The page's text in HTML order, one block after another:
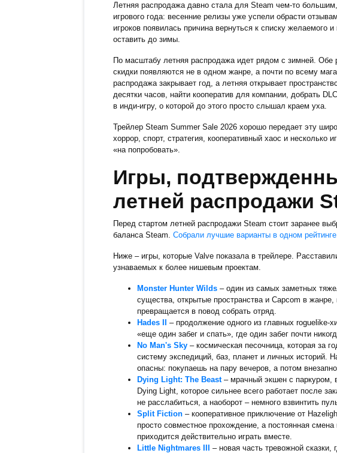
Летняя распродажа давно стала для Steam чем-то
игрового года: весенние релизы уже успели обрасти
игроков появилась причина вернуться к списку желаемого
оставить до зимы.
По масштабу летняя распродажа идет рядом с зимней. Обе
скидки появляются не в одном жанре, а почти по всему
распродажа закрывает год, а летняя открывает
десятки часов, найти кооператив для компании, добрать
в инди-игру, о которой до этого просто слышал краем уха.
Трейлер Steam Summer Sale 2026 хорошо передает эту
хоррор, спорт, стратегия, кооперативный хаос и несколько
«на попробовать».
Игры,
летней распродажи
Перед стартом летней распродажи Steam стоит заранее
баланса Steam. Собрали лучшие варианты в одном
Ниже – игры, которые Valve показала в трейлере.
узнаваемых к более нишевым проектам.
Monster Hunter Wilds– один из самых заметных
существа, открытые пространства и Capcom в жанре,
превращается в повод собрать отряд.
Hades II
– продолжение одного из главных roguelike-
«еще один забег и спать», где один забег почти
No Man's Sky– космическая песочница, которая за
систему экспедиций, баз, планет и личных историй.
опасны: покупаешь на пару вечеров, а потом
Dying Light: The Beast– мрачный экшен с паркуром,
Dying Light, которое сильнее всего работает после
не расслабиться, а наоборот – немного взвинтить
Split Fiction– кооперативное приключение от
просто совместное прохождение, а постоянная
приходится действительно играть вместе.
Little Nightmares III
– новая часть тревожной